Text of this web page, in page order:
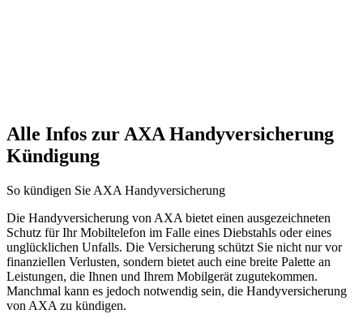
Alle Infos zur AXA Handyversicherung
Kündigung
So kündigen Sie AXA Handyversicherung
Die Handyversicherung von AXA bietet einen ausgezeichneten
Schutz für Ihr Mobiltelefon im Falle eines Diebstahls oder eines
unglücklichen Unfalls. Die Versicherung schützt Sie nicht nur vor
finanziellen Verlusten, sondern bietet auch eine breite Palette an
Leistungen, die Ihnen und Ihrem Mobilgerät zugutekommen.
Manchmal kann es jedoch notwendig sein, die Handyversicherung
von AXA zu kündigen.